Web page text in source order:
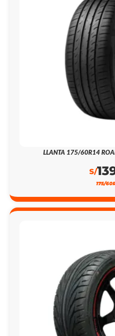
LLANTA 175/60R14
S/
175/